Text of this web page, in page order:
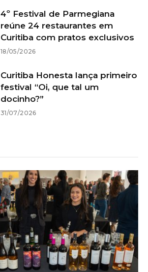
4º Festival de Parmegiana
reúne 24 restaurantes em
Curitiba com pratos exclusivos
18/05/2026
Curitiba Honesta lança primeiro
festival “Oi, que tal um
docinho?”
31/07/2026